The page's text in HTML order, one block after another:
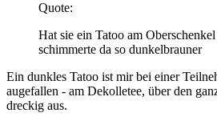
Quote:
Hat sie ein Tatoo am
schimmerte da so dunkelbrauner
Ein dunkles Tatoo ist mir bei einer
augefallen - am Dekolletee, über den
dreckig aus.